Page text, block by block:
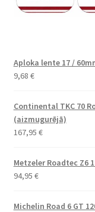
Aploka lente 17 /
9,68 €
Continental TKC 70
(aizmugurējā)
167,95 €
Metzeler Roadtec Z6
94,95 €
Michelin Road 6 GT